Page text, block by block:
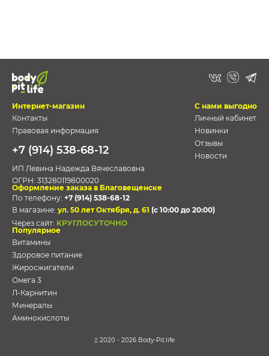
Интернет-магазин
Контакты
Правовая информация
+7 (914) 538-68-12
ИП Левина Надежда Вячеславовна
ОГРН: 313280119800020
С нами выгодно
Личный кабинет
Новинки
Отзывы
Новости
Оформление заказа в Благовещенске
По телефону: +7 (914) 538-68-12
В магазине: ул. 50 лет Октября, д. 61 (с 10:00 до 20:00)
Через сайт: КРУГЛОСУТОЧНО
Популярное
Витамины
Здоровое питание
Жиросжигатели
Омега 3
Л-Карнитин
Минералы
Аминокислоты
2020 - 2026 Body-Pit.life